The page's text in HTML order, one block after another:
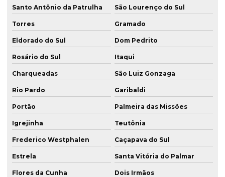
Execução de solo grampeado
Fundação acima de 40 metros sc
Fundação de estaca escavada
Fundação de estaca hélice
Fundação de estaca hélice contínua
Fundação estaca raiz
Fundação com estaca para terreno rochoso rs
Fundação com estaca para terreno rochoso sc
Fundação com estacas de concreto
Santo Antônio da Patrulha São Lourenço do Sul
Torres Gramado
Eldorado do Sul Dom Pedrito
Rosário do Sul Itaqui
Charqueadas São Luiz Gonzaga
Rio Pardo Garibaldi
Portão Palmeira das Missões
Igrejinha Teutônia
Frederico Westphalen Caçapava do Sul
Estrela Santa Vitória do Palmar
Flores da Cunha Dois Irmãos